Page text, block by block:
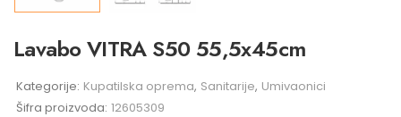
Lavabo VITRA S50 55,5x45cm
Kategorije: Kupatilska oprema, Sanitarije, Umivaonici
Šifra proizvoda: 12605309